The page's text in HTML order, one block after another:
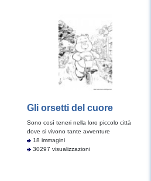
Gli orsetti del cuore
Sono così teneri nella loro piccolo città
dove si vivono tante avventure
18 immagini
30297 visualizzazioni